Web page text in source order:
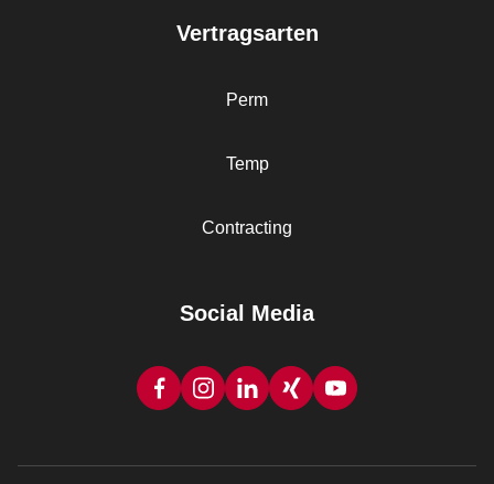
Vertragsarten
Perm
Temp
Contracting
Social Media